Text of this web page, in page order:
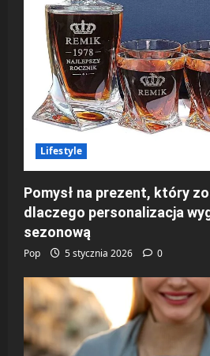
Lifestyle
Pomysł na prezent, który
dlaczego personalizacja
sezonową
Pop 5 stycznia 2026 0